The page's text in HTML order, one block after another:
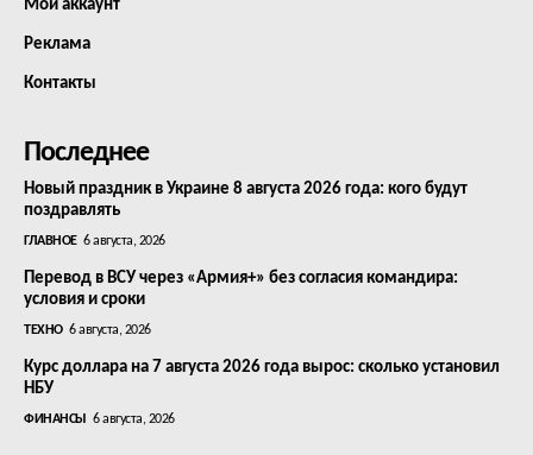
Мой аккаунт
Реклама
Контакты
Последнее
Новый праздник в Украине 8 августа 2026 года: кого будут
поздравлять
ГЛАВНОЕ 6 августа, 2026
Перевод в ВСУ через «Армия+» без согласия командира:
условия и сроки
ТЕХНО 6 августа, 2026
Курс доллара на 7 августа 2026 года вырос: сколько установил
НБУ
ФИНАНСЫ 6 августа, 2026